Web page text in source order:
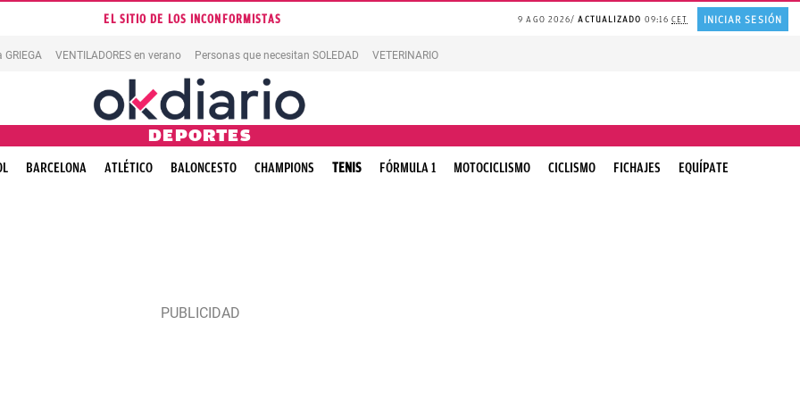
EL SITIO DE LOS INCONFORMISTAS 9 AGO 2026 ACTUALIZADO 09:16CET INICIAR SESIÓN
VENTILADORES en verano Personas que necesitan SOLEDAD VETERINARIO gatos
DEPORTES
BARCELONA ATLÉTICO BALONCESTO CHAMPIONS TENIS FÓRMULA 1 MOTOCICLISMO CICLISMO FICHAJES EQUÍPATE